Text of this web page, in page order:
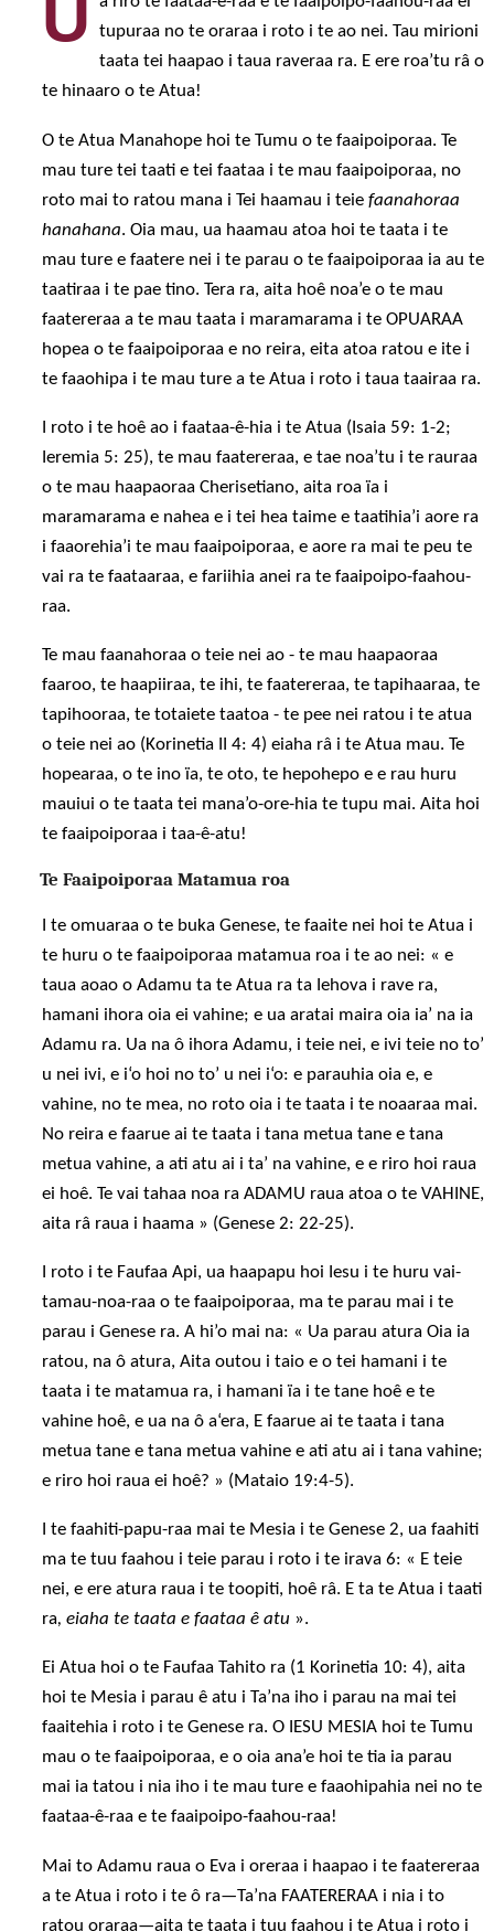
U
tupuraa no te oraraa i roto i te ao nei. Tau mirioni
taata tei haapao i taua raveraa ra. E ere roa’tu râ o
te hinaaro o te Atua!
O te Atua Manahope hoi te Tumu o te faaipoiporaa. Te
mau ture tei taati e tei faataa i te mau faaipoiporaa, no
roto mai to ratou mana i Tei haamau i teiefaanahoraa
hanahana. Oia mau, ua haamau atoa hoi te taata i te
mau ture e faatere nei i te parau o te faaipoiporaa ia au te
taatiraa i te pae tino. Tera ra, aita hoê noa’e o te mau
faatereraa a te mau taata i maramarama i te OPUARAA
hopea o te faaipoiporaa e no reira, eita atoa ratou e ite i
te faaohipa i te mau ture a te Atua i roto i taua taairaa ra.
I roto i te hoê ao i faataa-ê-hia i te Atua (Isaia 59: 1-2;
Ieremia 5: 25), te mau faatereraa, e tae noa’tu i te rauraa
o te mau haapaoraa Cherisetiano, aita roa ïa i
maramarama e nahea e i tei hea taime e taatihia’i aore ra
i faaorehia’i te mau faaipoiporaa, e aore ra mai te peu te
vai ra te faataaraa, e fariihia anei ra te faaipoipo-faahou-
raa.
Te mau faanahoraa o teie nei ao - te mau haapaoraa
faaroo, te haapiiraa, te ihi, te faatereraa, te tapihaaraa, te
tapihooraa, te totaiete taatoa - te pee nei ratou i te atua
o teie nei ao (Korinetia II 4: 4) eiaha râ i te Atua mau. Te
hopearaa, o te ino ïa, te oto, te hepohepo e e rau huru
mauiui o te taata tei mana’o-ore-hia te tupu mai. Aita hoi
te faaipoiporaa i taa-ê-atu!
Te Faaipoiporaa Matamua roa
I te omuaraa o te buka Genese, te faaite nei hoi te Atua i
te huru o te faaipoiporaa matamua roa i te ao nei: « e
taua aoao o Adamu ta te Atua ra ta Iehova i rave ra,
hamani ihora oia ei vahine; e ua aratai maira oia ia’ na ia
Adamu ra. Ua na ô ihora Adamu, i teie nei, e ivi teie no to’
u nei ivi, e i‘o hoi no to’ u nei i‘o: e parauhia oia e, e
vahine, no te mea, no roto oia i te taata i te noaaraa mai.
No reira e faarue ai te taata i tana metua tane e tana
metua vahine, a ati atu ai i ta’ na vahine, e e riro hoi raua
ei hoê. Te vai tahaa noa ra ADAMU raua atoa o te VAHINE,
aita râ raua i haama » (Genese 2: 22-25).
I roto i te Faufaa Api, ua haapapu hoi Iesu i te huru vai-
tamau-noa-raa o te faaipoiporaa, ma te parau mai i te
parau i Genese ra. A hi’o mai na: « Ua parau atura Oia ia
ratou, na ô atura, Aita outou i taio e o tei hamani i te
taata i te matamua ra, i hamani ïa i te tane hoê e te
vahine hoê, e ua na ô a‘era, E faarue ai te taata i tana
metua tane e tana metua vahine e ati atu ai i tana vahine;
e riro hoi raua ei hoê? » (Mataio 19:4-5).
I te faahiti-papu-raa mai te Mesia i te Genese 2, ua faahiti
ma te tuu faahou i teie parau i roto i te irava 6: « E teie
nei, e ere atura raua i te toopiti, hoê râ. E ta te Atua i taati
ra, eiaha te taata e faataa ê atu ».
Ei Atua hoi o te Faufaa Tahito ra (1 Korinetia 10: 4), aita
hoi te Mesia i parau ê atu i Ta’na iho i parau na mai tei
faaitehia i roto i te Genese ra. O IESU MESIA hoi te Tumu
mau o te faaipoiporaa, e o oia ana’e hoi te tia ia parau
mai ia tatou i nia iho i te mau ture e faaohipahia nei no te
faataa-ê-raa e te faaipoipo-faahou-raa!
Mai to Adamu raua o Eva i oreraa i haapao i te faatereraa
a te Atua i roto i te ô ra—Ta’na FAATERERAA i nia i to
ratou oraraa—aita te taata i tuu faahou i te Atua i roto i